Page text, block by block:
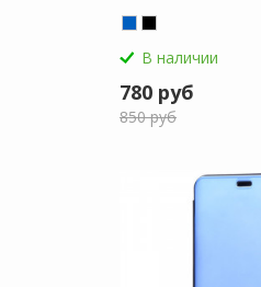
В наличии
780 руб
850 руб